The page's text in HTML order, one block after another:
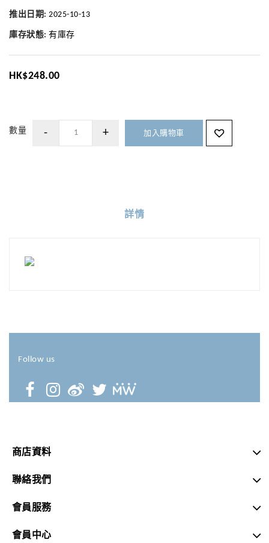
推出日期: 2025-10-13
庫存狀態: 有庫存
HK$248.00
數量 加入購物車
詳情
Follow us
商店資料
聯絡我們
會員服務
會員中心